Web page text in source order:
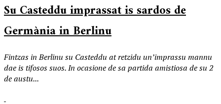
Su Casteddu imprassat is sardos de
Germània in Berlinu
Fintzas in Berlinu su Casteddu at retzidu un’imprassu mannu
dae is tifosos suos. In ocasione de sa partida amistiosa de su 2
de austu...